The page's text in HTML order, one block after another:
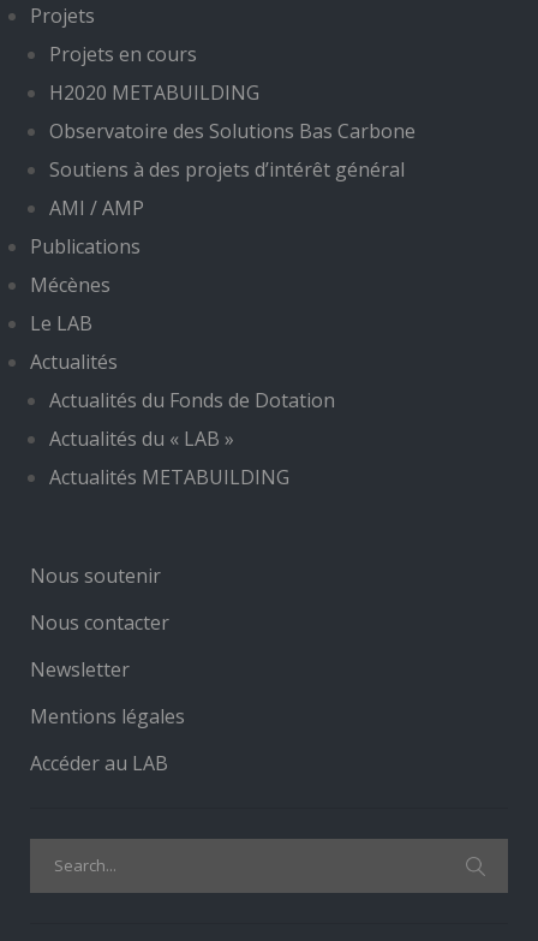
Projets
Projets en cours
H2020 METABUILDING
Observatoire des Solutions Bas Carbone
Soutiens à des projets d’intérêt général
AMI / AMP
Publications
Mécènes
Le LAB
Actualités
Actualités du Fonds de Dotation
Actualités du « LAB »
Actualités METABUILDING
Nous soutenir
Nous contacter
Newsletter
Mentions légales
Accéder au LAB
for: